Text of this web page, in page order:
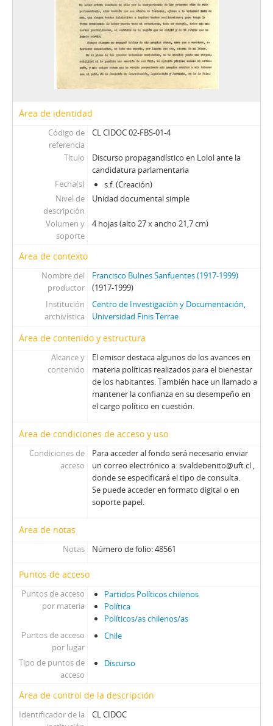
Área de identidad
Código de
referencia
CL CIDOC 02-FBS-01-4
Título
Discurso propagandístico en Lolol ante la
candidatura parlamentaria
Fecha(s)
s.f. (Creación)
Nivel de
descripción
Unidad documental simple
Volumen y
soporte
4 hojas (alto 27 x ancho 21,7 cm)
Área de contexto
Nombre del
productor
Francisco Bulnes Sanfuentes (1917-1999)
(1917-1999)
Institución
archivística
Centro de Investigación y Documentación,
Universidad Finis Terrae
Área de contenido y estructura
Alcance y
contenido
El emisor destaca algunos de los avances en
materia políticas realizados para el bienestar
de los habitantes. También hace un llamado a
mantener la confianza en su desempeño en
el cargo político en cuestión.
Área de condiciones de acceso y uso
Condiciones de
acceso
Para acceder al fondo será necesario enviar
un correo electrónico a: svaldebenito@uft.cl ,
donde se especificará el tipo de consulta.
Se puede acceder en formato digital o en
soporte papel.
Área de notas
Notas Número de folio: 48561
Puntos de acceso
Puntos de acceso
por materia
Partidos Políticos chilenos
Política
Políticos/as chilenos/as
Puntos de acceso
por lugar
Chile
Tipo de puntos de
acceso
Discurso
Área de control de la descripción
Identificador de la
CL CIDOC